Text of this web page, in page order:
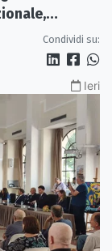
Condividi su:
Ieri